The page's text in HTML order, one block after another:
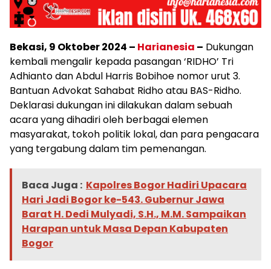
Bekasi, 9 Oktober 2024 – Harianesia – Dukungan
kembali mengalir kepada pasangan ‘RIDHO’ Tri
Adhianto dan Abdul Harris Bobihoe nomor urut 3.
Bantuan Advokat Sahabat Ridho atau BAS-Ridho.
Deklarasi dukungan ini dilakukan dalam sebuah
acara yang dihadiri oleh berbagai elemen
masyarakat, tokoh politik lokal, dan para pengacara
yang tergabung dalam tim pemenangan.
Baca Juga : Kapolres Bogor Hadiri Upacara
Hari Jadi Bogor ke-543. Gubernur Jawa
Barat H. Dedi Mulyadi, S.H., M.M. Sampaikan
Harapan untuk Masa Depan Kabupaten
Bogor